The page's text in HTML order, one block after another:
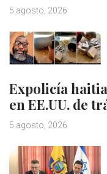
5 agosto, 2026
Expolicía
en EE.UU. de
5 agosto, 2026